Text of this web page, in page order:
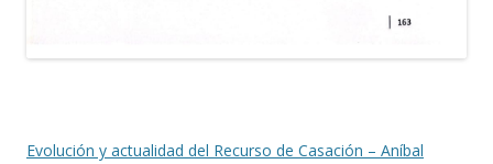
Evolución y actualidad del Recurso de Casación – Aníbal